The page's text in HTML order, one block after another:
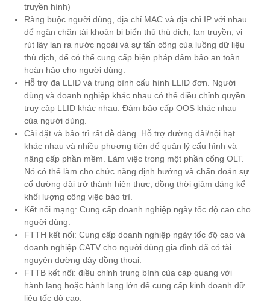
truyền hình)
Ràng buộc người dùng, địa chỉ MAC và địa chỉ IP với nhau
để ngăn chặn tài khoản bị biển thủ thù địch, lan truyền, vi
rút lây lan ra nước ngoài và sự tấn công của luồng dữ liệu
thù địch, để có thể cung cấp biện pháp đảm bảo an toàn
hoàn hảo cho người dùng.
Hỗ trợ đa LLID và trung bình cấu hình LLID đơn. Người
dùng và doanh nghiệp khác nhau có thể điều chỉnh quyền
truy cập LLID khác nhau. Đảm bảo cấp OOS khác nhau
của người dùng.
Cài đặt và bảo trì rất dễ dàng. Hỗ trợ đường dài/nội hạt
khác nhau và nhiều phương tiện để quản lý cấu hình và
nâng cấp phần mềm. Làm việc trong một phần cổng OLT.
Nó có thể làm cho chức năng định hướng và chẩn đoán sự
cố đường dài trở thành hiện thực, đồng thời giảm đáng kể
khối lượng công việc bảo trì.
Kết nối mạng: Cung cấp doanh nghiệp ngày tốc độ cao cho
người dùng.
FTTH kết nối: Cung cấp doanh nghiệp ngày tốc độ cao và
doanh nghiệp CATV cho người dùng gia đình đã có tài
nguyên đường dây đồng thoại.
FTTB kết nối: điều chỉnh trung bình của cáp quang với
hành lang hoặc hành lang lớn để cung cấp kinh doanh dữ
liệu tốc độ cao.